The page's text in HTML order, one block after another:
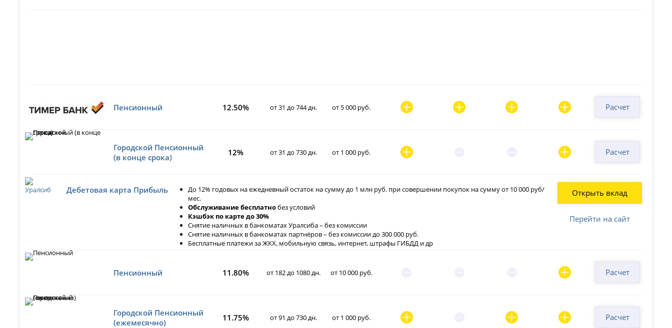
Пенсионный 12.50% от 31 до 744 дн. от 5 000 руб. Расчет
Городской Пенсионный
(в конце срока)
12% от 31 до 730 дн. от 1 000 руб. Расчет
Дебетовая карта Прибыль
До 12% годовых на ежедневный остаток на сумму до 1 млн руб. при совершении покупок на сумму от 10 000 руб/
мес.
Обслуживание бесплатнобез условий
Кэшбэк по карте до 30%
Снятие наличных в банкоматах Уралсиба – без комиссии
Снятие наличных в банкоматах партнёров – без комиссии до 300 000 руб.
Бесплатные платежи за ЖКХ, мобильную связь, интернет, штрафы ГИБДД и др
Перейти на сайт
Открыть вклад
Пенсионный 11.80% от 182 до 1080 дн. от 10 000 руб. Расчет
Городской Пенсионный
(ежемесячно)
11.75% от 91 до 730 дн. от 1 000 руб. Расчет